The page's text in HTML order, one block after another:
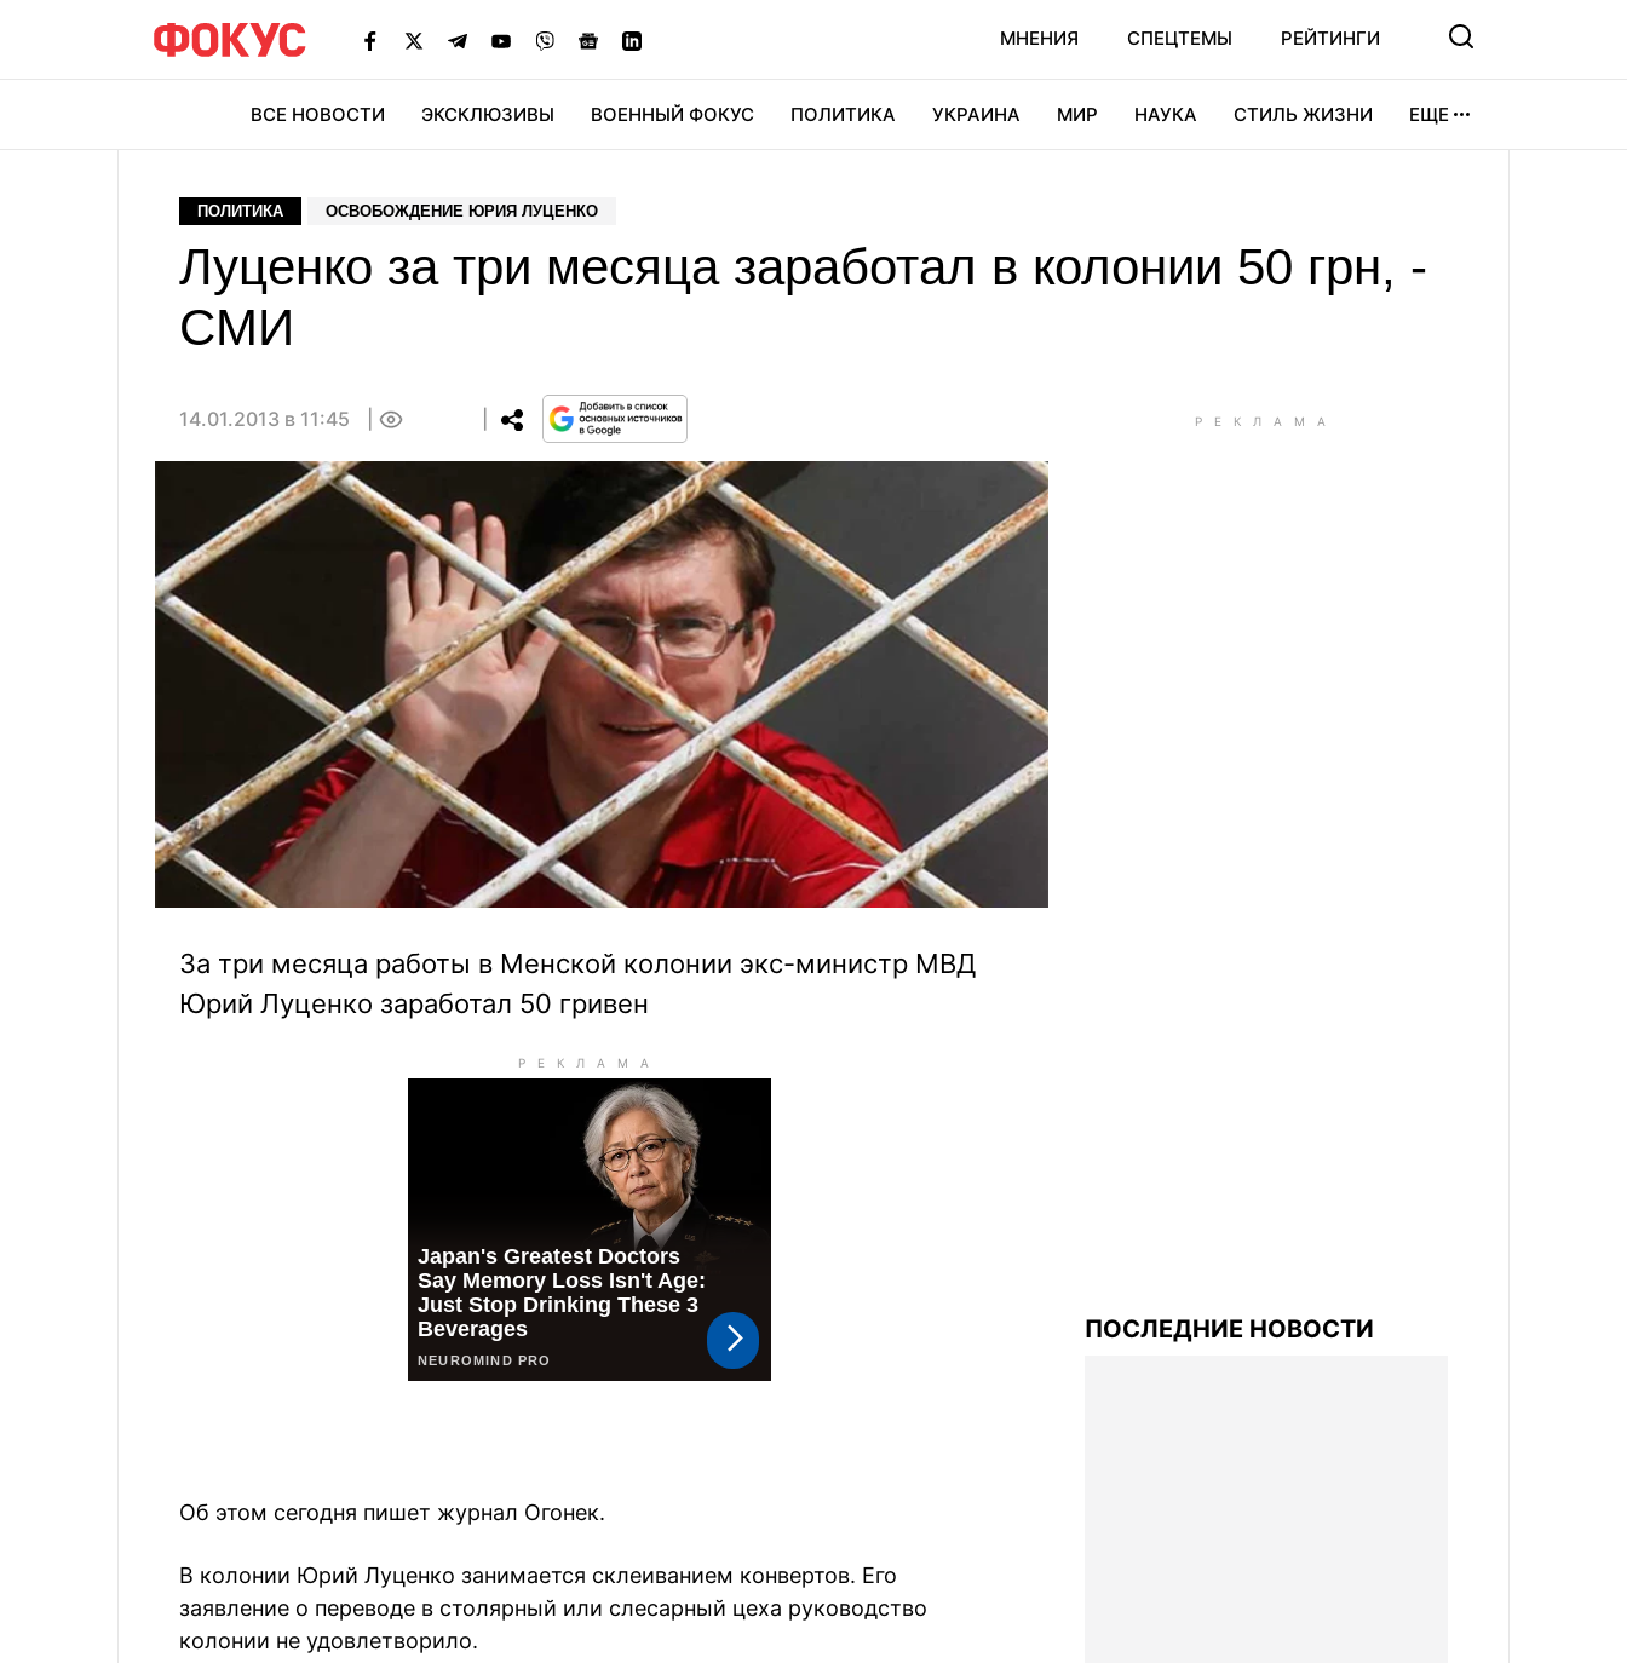
МНЕНИЯ СПЕЦТЕМЫ РЕЙТИНГИ
ВСЕ НОВОСТИ ЭКСКЛЮЗИВЫ ВОЕННЫЙ ФОКУС ПОЛИТИКА УКРАИНА МИР НАУКА СТИЛЬ ЖИЗНИ ЕЩЕ
ПОЛИТИКА ОСВОБОЖДЕНИЕ ЮРИЯ ЛУЦЕНКО
Луценко за три месяца заработал в колонии 50 грн, -
СМИ
14.01.2013 в 11:45
За три месяца работы в Менской колонии экс-министр МВД
Юрий Луценко заработал 50 гривен
Об этом сегодня пишет журнал Огонек.
В колонии Юрий Луценко занимается склеиванием конвертов. Его
заявление о переводе в столярный или слесарный цеха руководство
колонии не удовлетворило.
ПОСЛЕДНИЕ НОВОСТИ